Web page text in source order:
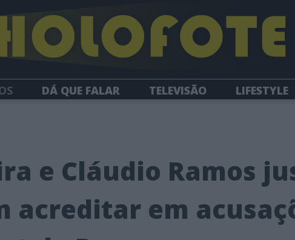
DÁ QUE FALAR TELEVISÃO LIFESTYLE
e Cláudio Ramos
acreditar em